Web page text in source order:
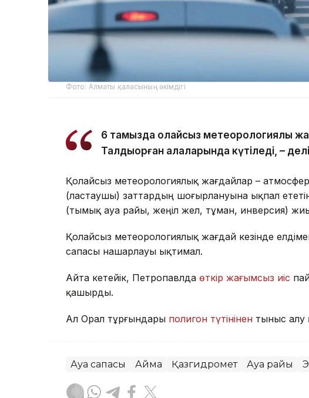
Фото: Алматы қаласының әкімдігі
6 тамызда қолайсыз метеорологиялық
Талдықорған қалаларында күтіледі, –
Қолайсыз метеорологиялық жағдайлар –
(ластаушы) заттардың шоғырлануына ықпал
(тымық ауа райы, жеңіл жел, тұман, инверсия)
Қолайсыз метеорологиялық жағдай кезінде
сапасы нашарлауы ықтимал.
Айта кетейік, Петропавлда өткір жағымсыз иіс
қашырды.
Ал Орал тұрғындары полигон түтінінен тыныс
Ауа сапасы Аймақ Қазгидромет Ауа райы